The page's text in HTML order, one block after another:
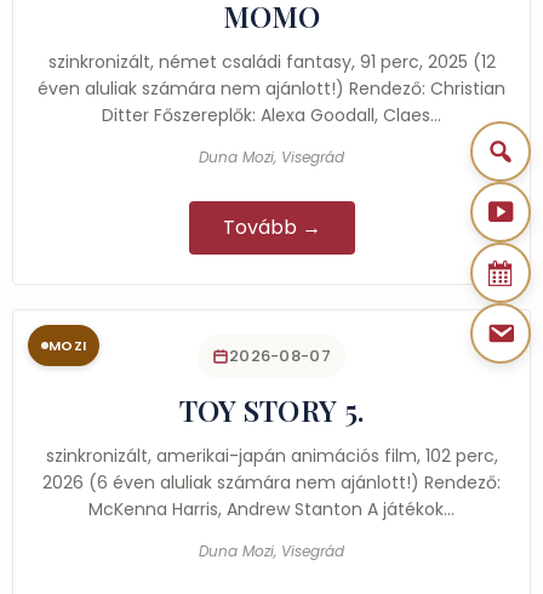
MOMO
szinkronizált, német családi fantasy, 91 perc, 2025 (12
éven aluliak számára nem ajánlott!) Rendező: Christian
Ditter Főszereplők: Alexa Goodall, Claes…
Duna Mozi, Visegrád
Tovább →
MOZI 2026-08-07
TOY STORY 5.
szinkronizált, amerikai-japán animációs film, 102 perc,
2026 (6 éven aluliak számára nem ajánlott!) Rendező:
McKenna Harris, Andrew Stanton A játékok…
Duna Mozi, Visegrád